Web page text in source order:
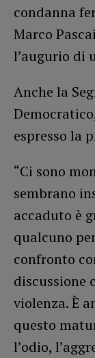
condanna
Marco
l’augurio di
Anche la
espresso la
“Ci sono
sembrano
accaduto è
qualcuno
confronto
discussione
violenza. È
questo
l’odio,